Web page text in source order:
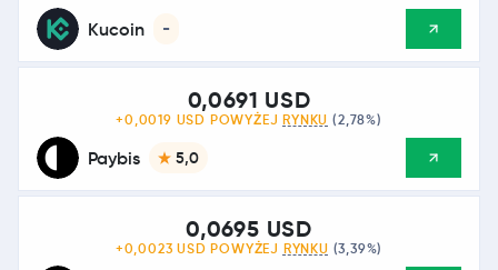
Kucoin -
Paybis 5,0
0,0691 USD
+0,0019 USD POWYŻEJ RYNKU (2,78%)
0,0695 USD
+0,0023 USD POWYŻEJ RYNKU (3,39%)